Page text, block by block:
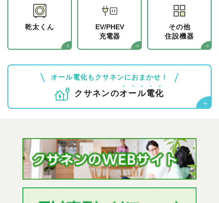
乾太くん
EV/PHEV
充電器
その他
住設機器
オール電化もクサネンにおまかせ！
クサネンのオール電化